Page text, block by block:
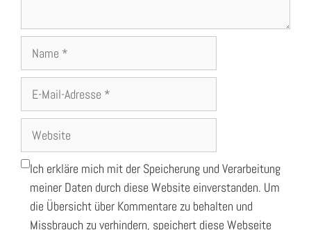
Name
Adresse
Website
Ich erkläre mich mit der Speicherung und Verarbeitung
meiner Daten durch diese Website einverstanden. Um
die Übersicht über Kommentare zu behalten und
Missbrauch zu verhindern, speichert diese Webseite